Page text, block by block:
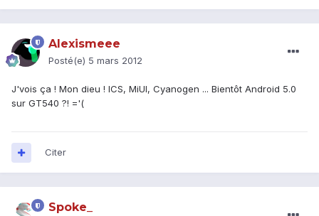
Alexismeee
Posté(e) 5 mars 2012
J'vois ça ! Mon dieu ! ICS, MiUI, Cyanogen ... Bientôt Android 5.0
sur GT540 ?! ='(
Citer
Spoke_